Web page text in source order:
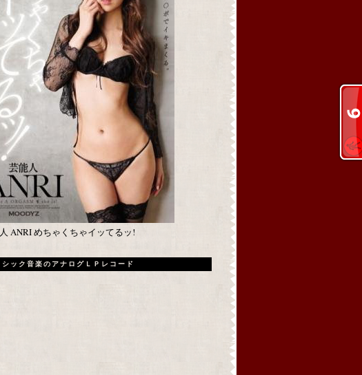
ANRI めちゃくちゃイッてるッ!
シック音楽のアナログＬＰレコード